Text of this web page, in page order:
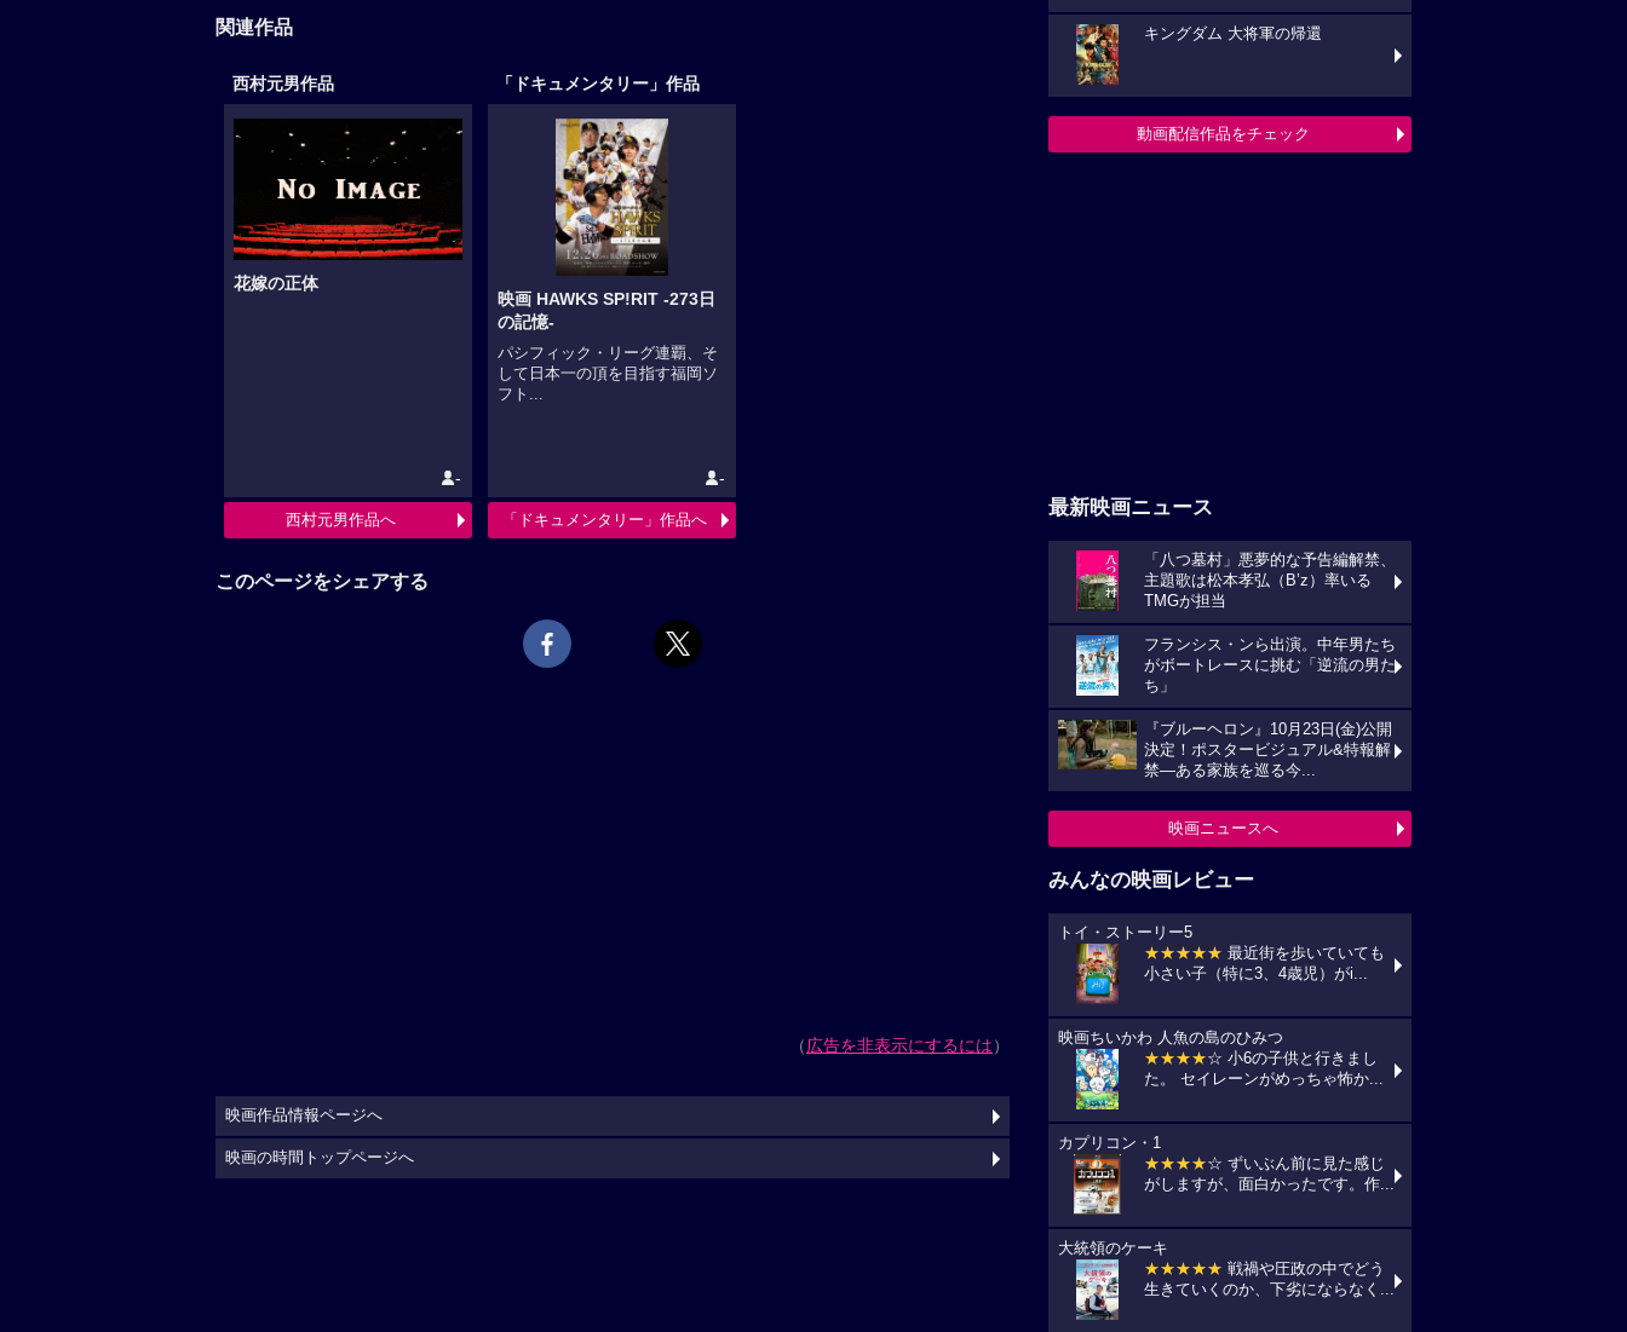
関連作品
西村元男作品
花嫁の正体
-
西村元男作品へ
「ドキュメンタリー」作品
映画 HAWKS SP!RIT -273日
の記憶-
パシフィック・リーグ連覇、そ
して日本一の頂を目指す福岡ソ
フト...
-
「ドキュメンタリー」作品へ
このページをシェアする
（広告を非表示にするには）
キングダム 大将軍の帰還
動画配信作品をチェック
最新映画ニュース
「八つ墓村」悪夢的な予告編解禁、
主題歌は松本孝弘（B’z）率いる
TMGが担当
フランシス・ンら出演。中年男たち
がボートレースに挑む「逆流の男た
ち」
『ブルーヘロン』10月23日(金)公開
決定！ポスタービジュアル&特報解
禁―ある家族を巡る今...
映画ニュースへ
みんなの映画レビュー
トイ・ストーリー5
★★★★★ 最近街を歩いていても
小さい子（特に3、4歳児）がi...
映画ちいかわ 人魚の島のひみつ
★★★★☆ 小6の子供と行きまし
た。 セイレーンがめっちゃ怖か...
カプリコン・1
★★★★☆ ずいぶん前に見た感じ
がしますが、面白かったです。作...
大統領のケーキ
★★★★★ 戦禍や圧政の中でどう
生きていくのか、下劣にならなく...
映画作品情報ページへ
映画の時間トップページへ